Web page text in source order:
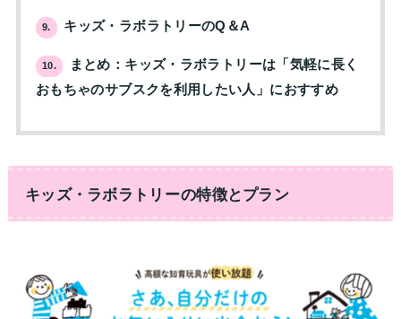
9. キッズ・ラボラトリーのQ＆A
10.
まとめ：キッズ・ラボラトリーは「気軽に長く
おもちゃのサブスクを利用したい人」におすすめ
キッズ・ラボラトリーの特徴とプラン